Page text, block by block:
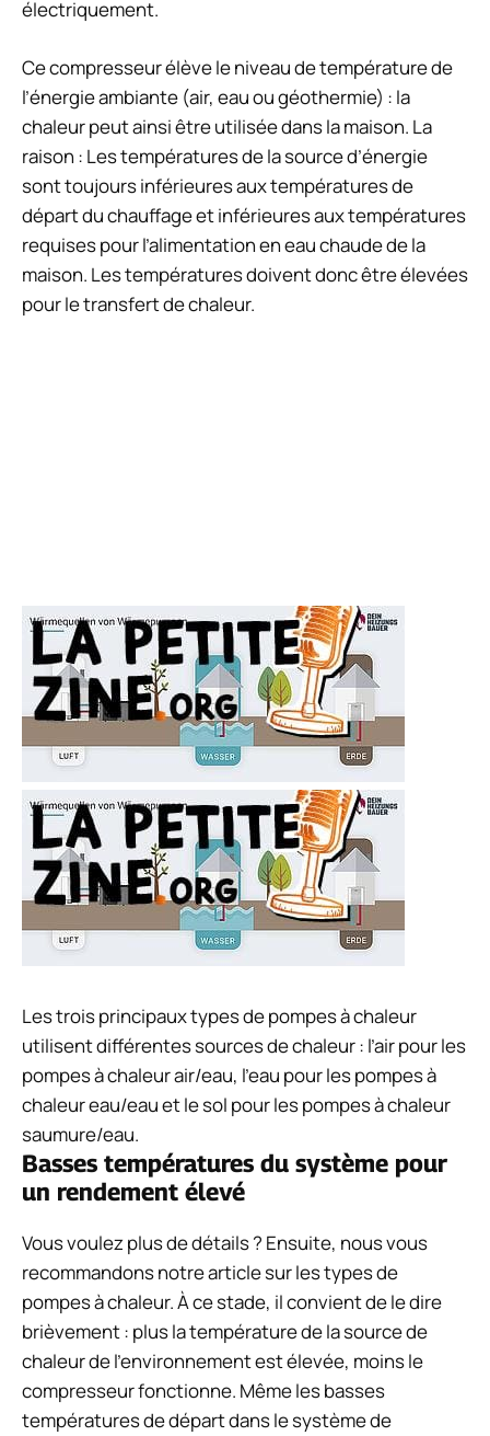
électriquement.
Ce compresseur élève le niveau de température de
l’énergie ambiante (air, eau ou géothermie) : la
chaleur peut ainsi être utilisée dans la maison. La
raison : Les températures de la source d’énergie
sont toujours inférieures aux températures de
départ du chauffage et inférieures aux températures
requises pour l’alimentation en eau chaude de la
maison. Les températures doivent donc être élevées
pour le transfert de chaleur.
Les trois principaux types de pompes à chaleur
utilisent différentes sources de chaleur : l’air pour les
pompes à chaleur air/eau, l’eau pour les pompes à
chaleur eau/eau et le sol pour les pompes à chaleur
saumure/eau.
Basses températures du système pour
un rendement élevé
Vous voulez plus de détails ? Ensuite, nous vous
recommandons notre article sur les types de
pompes à chaleur. À ce stade, il convient de le dire
brièvement : plus la température de la source de
chaleur de l’environnement est élevée, moins le
compresseur fonctionne. Même les basses
températures de départ dans le système de